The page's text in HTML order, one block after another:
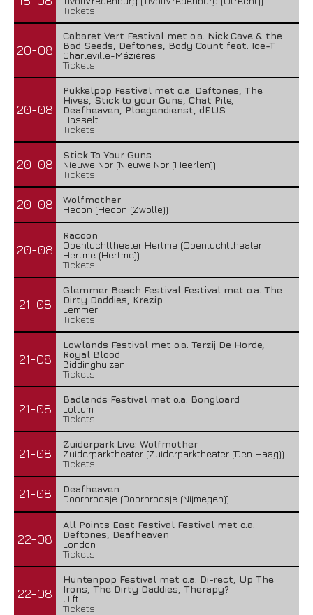
Tickets
20-08
Cabaret Vert Festival met o.a. Nick Cave & the
Bad Seeds, Deftones, Body Count feat. Ice-T
Charleville-Mézières
Tickets
20-08
Pukkelpop Festival met o.a. Deftones, The
Hives, Stick to your Guns, Chat Pile,
Deafheaven, Ploegendienst, dEUS
Hasselt
Tickets
20-08
Stick To Your Guns
Nieuwe Nor (Nieuwe Nor (Heerlen))
Tickets
20-08
Wolfmother
Hedon (Hedon (Zwolle))
20-08
Racoon
Openluchttheater Hertme (Openluchttheater
Hertme (Hertme))
Tickets
21-08
Glemmer Beach Festival Festival met o.a. The
Dirty Daddies, Krezip
Lemmer
Tickets
21-08
Lowlands Festival met o.a. Terzij De Horde,
Royal Blood
Biddinghuizen
Tickets
21-08
Badlands Festival met o.a. Bongloard
Lottum
Tickets
21-08
Zuiderpark Live: Wolfmother
Zuiderparktheater (Zuiderparktheater (Den Haag))
Tickets
21-08
Deafheaven
Doornroosje (Doornroosje (Nijmegen))
22-08
All Points East Festival Festival met o.a.
Deftones, Deafheaven
London
Tickets
22-08
Huntenpop Festival met o.a. Di-rect, Up The
Irons, The Dirty Daddies, Therapy?
Ulft
Tickets